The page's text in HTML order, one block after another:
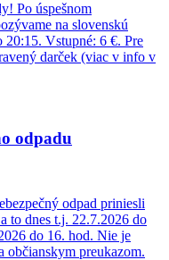
Po úspešnom
na slovenskú
Vstupné: 6 €. Pre
darček (viac v info v
odpadu
odpad priniesli
to dnes t.j. 22.7.2026 do
do 16. hod. Nie je
občianskym preukazom.